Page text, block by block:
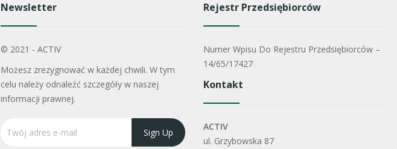
Newsletter
© 2021 - ACTIV
Możesz zrezygnować w każdej chwili. W tym
celu należy odnaleźć szczegóły w naszej
informacji prawnej.
Rejestr Przedsiębiorców
Numer Wpisu Do Rejestru Przedsiębiorców –
14/65/17427
Kontakt
ACTIV
ul. Grzybowska 87